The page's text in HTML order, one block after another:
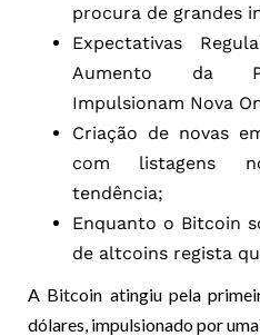
procura de grandes
Expectativas
Aumento da
Impulsionam Nova
Criação de novas
com listagens
tendência;
Enquanto o Bitcoin
de altcoins regista
A Bitcoin atingiu pela
dólares, impulsionado por